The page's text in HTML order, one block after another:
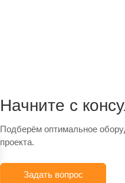
Начните с
Подберём оптимальное
проекта.
Задать вопрос